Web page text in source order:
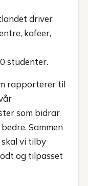
driver
kafeer,
studenter.
rapporterer til
som bidrar
Sammen
vi tilby
og tilpasset